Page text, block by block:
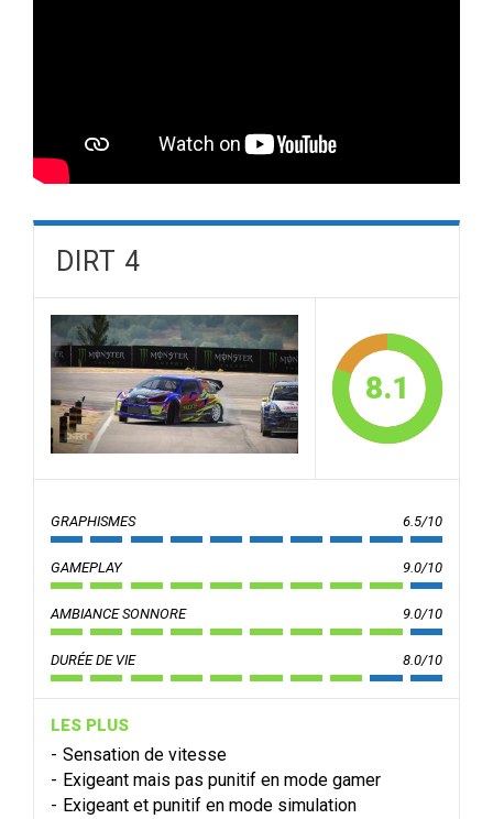
DIRT 4
8.1
GRAPHISMES 6.5/10
GAMEPLAY 9.0/10
AMBIANCE SONNORE 9.0/10
DURÉE DE VIE 8.0/10
LES PLUS
Sensation de vitesse
Exigeant mais pas punitif en mode gamer
Exigeant et punitif en mode simulation